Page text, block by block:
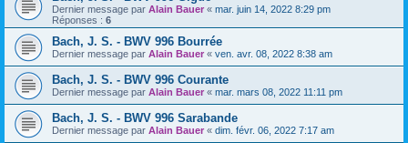
Dernier message par Alain Bauer « mar. juin 14, 2022 8:29 pm
Réponses : 6
Bach, J. S. - BWV 996 Bourrée
Dernier message par Alain Bauer « ven. avr. 08, 2022 8:38 am
Bach, J. S. - BWV 996 Courante
Dernier message par Alain Bauer « mar. mars 08, 2022 11:11 pm
Bach, J. S. - BWV 996 Sarabande
Dernier message par Alain Bauer « dim. févr. 06, 2022 7:17 am